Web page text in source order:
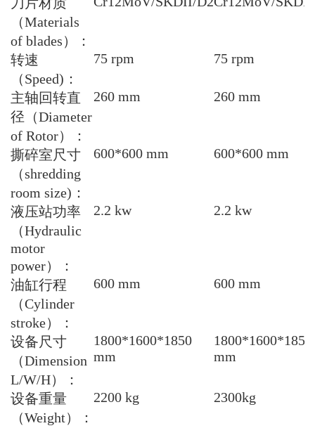
（Materials
of blades）：
转速
（Speed) ：
75 rpm 75 rpm
主轴回转直
径（Diameter
of Rotor）：
260 mm 260 mm
撕碎室尺寸
（shredding
room size) ：
600*600 mm 600*600 mm
液压站功率
（Hydraulic
motor
power）：
2.2 kw 2.2 kw
油缸行程
（Cylinder
stroke）：
600 mm 600 mm
设备尺寸
（Dimension
L/W/H）：
1800*1600*1850
mm
1800*1600*1850
mm
设备重量
（Weight）：
2200 kg 2300kg